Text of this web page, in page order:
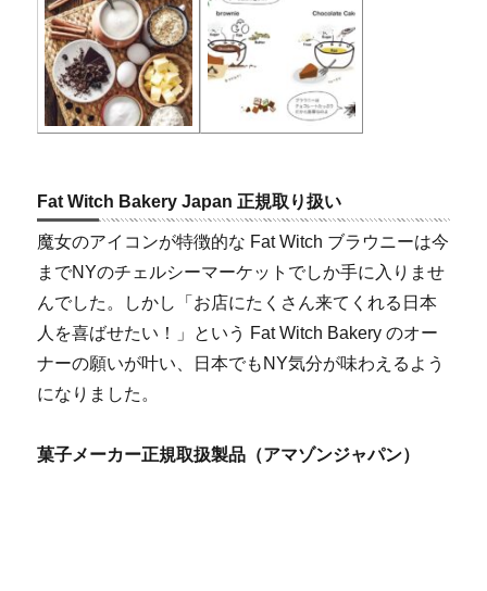
Fat Witch Bakery Japan 正規取り扱い
魔女のアイコンが特徴的な Fat Witch ブラウニーは今
までNYのチェルシーマーケットでしか手に入りませ
んでした。しかし「お店にたくさん来てくれる日本
人を喜ばせたい！」という Fat Witch Bakery のオー
ナーの願いが叶い、日本でもNY気分が味わえるよう
になりました。
菓子メーカー正規取扱製品（アマゾンジャパン）